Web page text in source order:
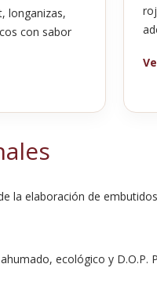
longanizas,
con sabor
la elaboración de
ecológico y